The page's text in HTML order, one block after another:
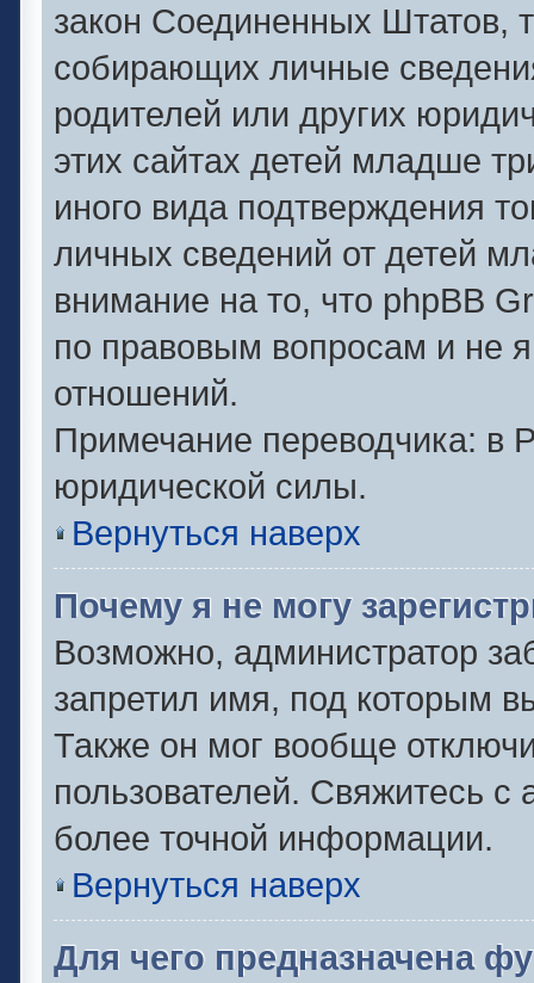
закон Соединенных Штатов,
собирающих личные
родителей или других
этих сайтах детей младше
иного вида подтверждения
личных сведений от детей
внимание на то, что phpBB
по правовым вопросам и не
отношений.
Примечание переводчика: в
юридической силы.
Вернуться наверх
Почему я не могу
Возможно, администратор
запретил имя, под которым
Также он мог вообще
пользователей. Свяжитесь
более точной информации.
Вернуться наверх
Для чего предназначена